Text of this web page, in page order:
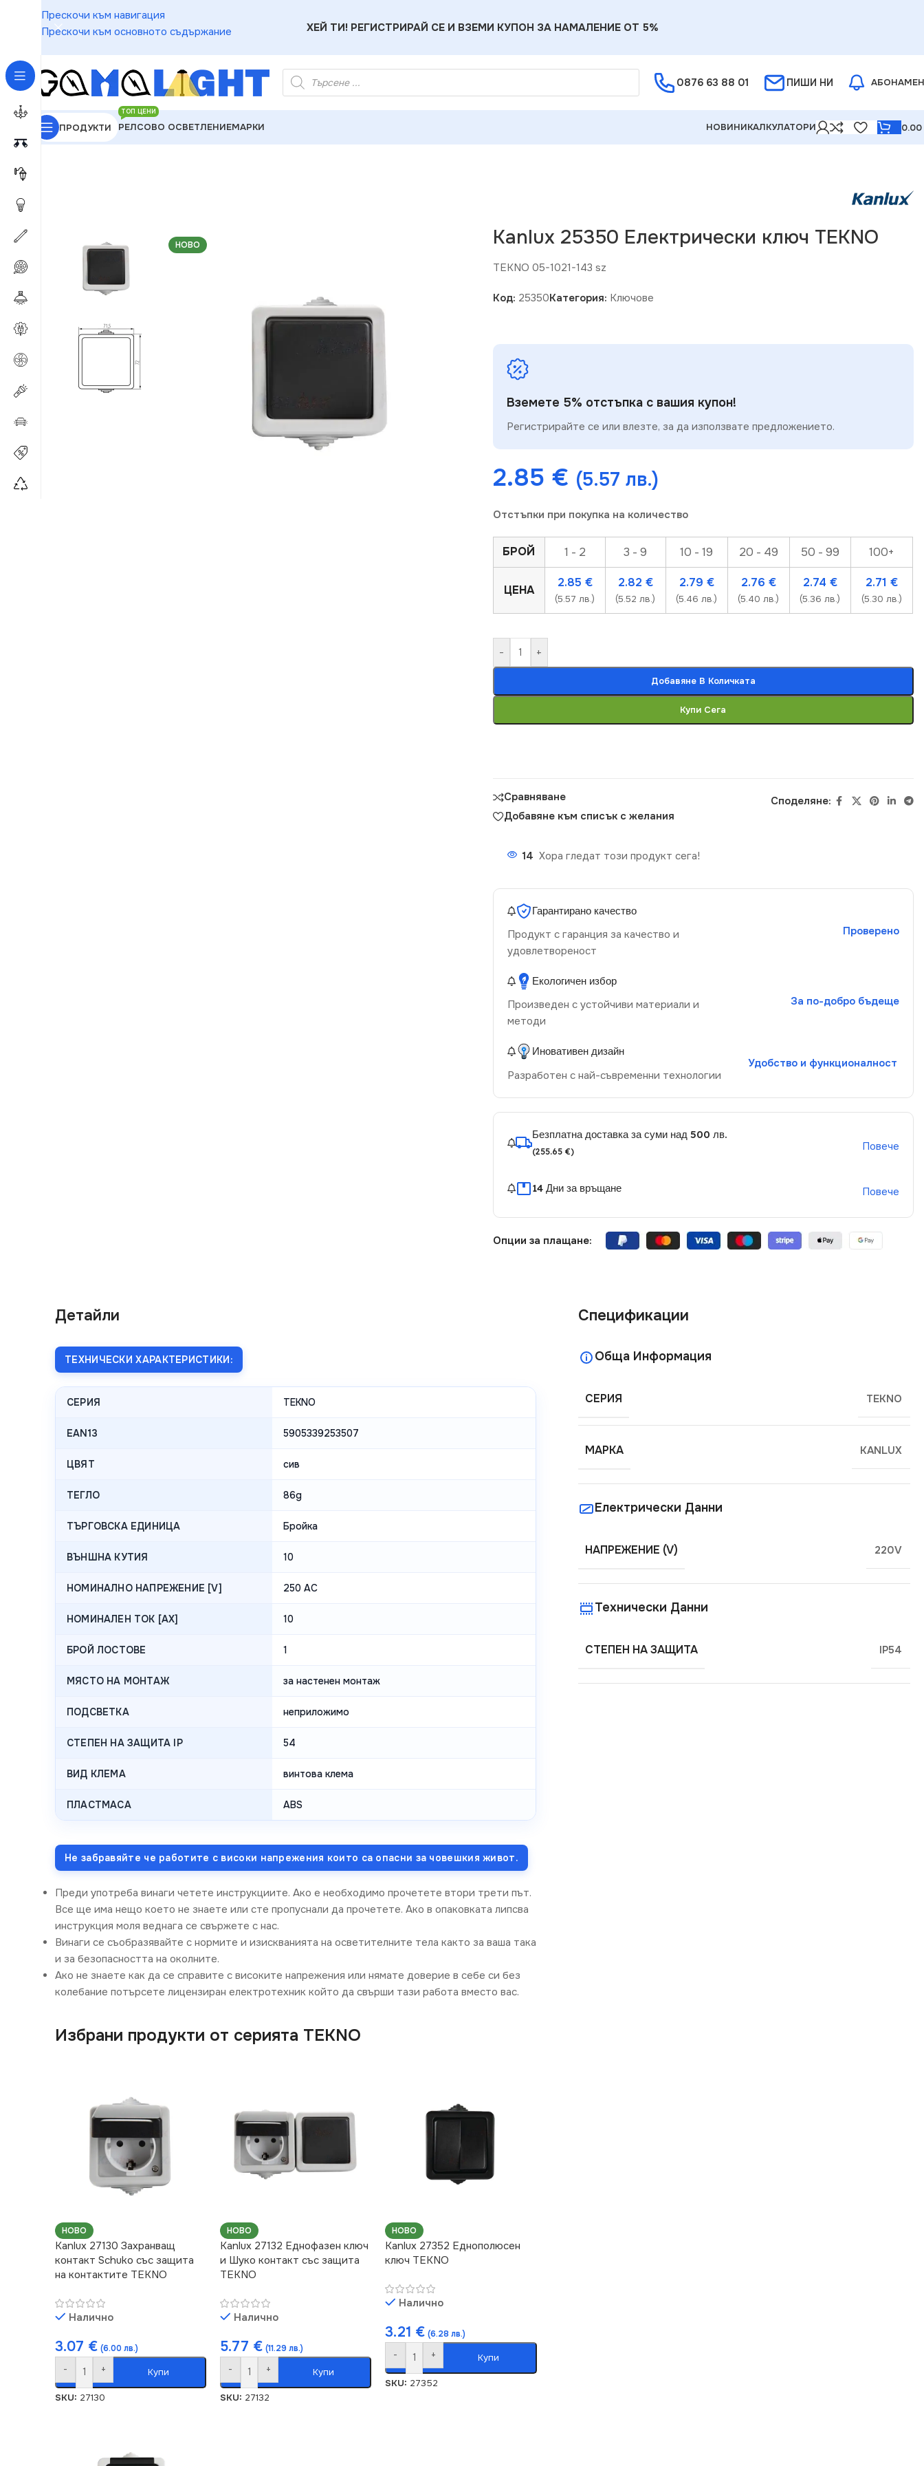
Прескочи към навигация
Прескочи към основното съдържание
ХЕЙ ТИ! РЕГИСТРИРАЙ СЕ И ВЗЕМИ КУПОН ЗА НАМАЛЕНИЕ ОТ 5%
0876 63 88 01 ПИШИ НИ
ПРОДУКТИ РЕЛСОВО ОСВЕТЛЕНИЕ
ТОП ЦЕНИ
МАРКИ НОВИНИКАЛКУЛАТОРИ 0.00
GAMALIGHT»
НОВО Kanlux 25350 Електрически ключ TEKNO
TEKNO 05-1021-143 sz
Код: 25350Категория: Ключове
Вземете 5% отстъпка с вашия купон!
Регистрирайте се или влезте, за да използвате предложението.
2.85 € (5.57 лв.)
Отстъпки при покупка на количество
БРОЙ 1 - 2 3 - 9 10 - 19 20 - 49 50 - 99 100+
ЦЕНА
2.85 €
(5.57 лв.)
2.82 €
(5.52 лв.)
2.79 €
(5.46 лв.)
2.76 €
(5.40 лв.)
2.74 €
(5.36 лв.)
2.71 €
(5.30 лв.)
- +
Добавяне В Количката
Купи Сега
Сравняване
Добавяне към списък с желания
Споделяне:
14 Хора гледат този продукт сега!
Гарантирано качество
Продукт с гаранция за качество и
удовлетвореност
Проверено
Екологичен избор
Произведен с устойчиви материали и
методи
За по-добро бъдеще
Иновативен дизайн
Разработен с най-съвременни технологии
Удобство и функционалност
Безплатна доставка за суми над 500 лв.
(255.65 €) Повече
14 Дни за връщане Повече
Опции за плащане:
Детайли
ТЕХНИЧЕСКИ ХАРАКТЕРИСТИКИ:
СЕРИЯ TEKNO
EAN13 5905339253507
ЦВЯТ сив
ТЕГЛО 86g
ТЪРГОВСКА ЕДИНИЦА Бройка
ВЪНШНА КУТИЯ 10
НОМИНАЛНО НАПРЕЖЕНИЕ [V] 250 AC
НОМИНАЛЕН ТОК [AX] 10
БРОЙ ЛОСТОВЕ 1
МЯСТО НА МОНТАЖ за настенен монтаж
ПОДСВЕТКА неприложимо
СТЕПЕН НА ЗАЩИТА IP 54
ВИД КЛЕМА винтова клема
ПЛАСТМАСА ABS
Не забравяйте че работите с високи напрежения които са опасни за човешкия живот.
Преди употреба винаги четете инструкциите. Ако е необходимо прочетете втори трети път.
Все ще има нещо което не знаете или сте пропуснали да прочетете. Ако в опаковката липсва
инструкция моля веднага се свържете с нас.
Винаги се съобразявайте с нормите и изискванията на осветителните тела както за ваша така
и за безопасността на околните.
Ако не знаете как да се справите с високите напрежения или нямате доверие в себе си без
колебание потърсете лицензиран електротехник който да свърши тази работа вместо вас.
Избрани продукти от серията TEKNO
НОВО
Kanlux 27130 Захранващ
контакт Schuko със защита
на контактите TEKNO
Налично
3.07 € (6.00 лв.)
- + Купи
SKU: 27130
НОВО
Kanlux 27132 Еднофазен ключ
и Шуко контакт със защита
TEKNO
Налично
5.77 € (11.29 лв.)
- + Купи
SKU: 27132
НОВО
Kanlux 27352 Еднополюсен
ключ TEKNO
Налично
3.21 € (6.28 лв.)
- + Купи
SKU: 27352
Спецификации
Обща Информация
СЕРИЯ TEKNO
МАРКА KANLUX
Електрически Данни
НАПРЕЖЕНИЕ (V) 220V
Технически Данни
СТЕПЕН НА ЗАЩИТА IP54